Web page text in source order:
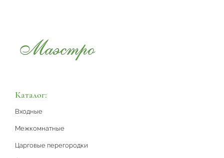
Каталог:
Входные
Межкомнатные
Царговые перегородки